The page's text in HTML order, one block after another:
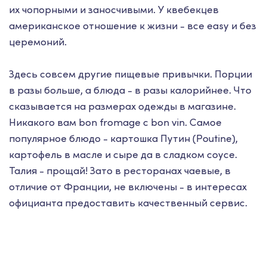
их чопорными и заносчивыми. У квебекцев
американское отношение к жизни - все easy и без
церемоний.
Здесь совсем другие пищевые привычки. Порции
в разы больше, а блюда - в разы калорийнее. Что
сказывается на размерах одежды в магазине.
Никакого вам bon fromage с bon vin. Самое
популярное блюдо - картошка Путин (Poutine),
картофель в масле и сыре да в сладком соусе.
Талия - прощай! Зато в ресторанах чаевые, в
отличие от Франции, не включены - в интересах
официанта предоставить качественный сервис.